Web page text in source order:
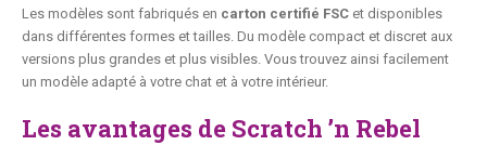
Les modèles sont fabriqués en carton certifié FSC et disponibles
dans différentes formes et tailles. Du modèle compact et discret aux
versions plus grandes et plus visibles. Vous trouvez ainsi facilement
un modèle adapté à votre chat et à votre intérieur.
Les avantages de Scratch ’n Rebel